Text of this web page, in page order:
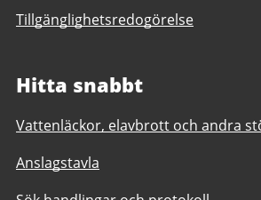
Tillgänglighetsredogörelse
Hitta snabbt
Vattenläckor, elavbrott och andra
Anslagstavla